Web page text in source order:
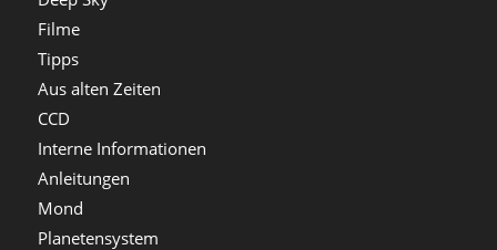
Filme
Tipps
Aus alten Zeiten
CCD
Interne Informationen
Anleitungen
Mond
Planetensystem